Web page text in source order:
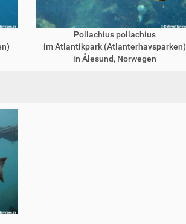
Pollachius pollachius
im Atlantikpark (Atlanterhavsparken)
in Ålesund, Norwegen